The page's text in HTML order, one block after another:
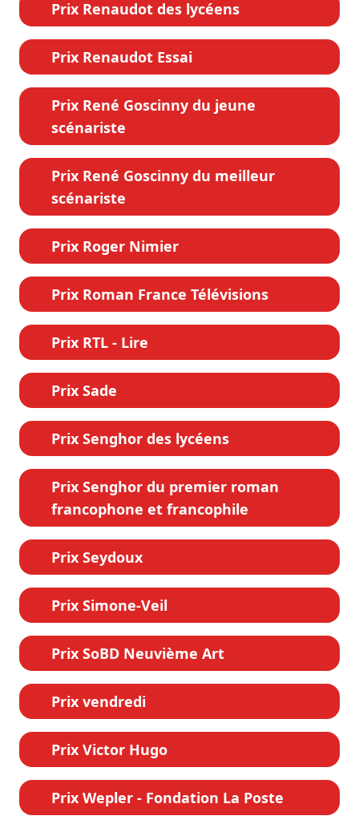
Prix Renaudot des lycéens
Prix Renaudot Essai
Prix René Goscinny du jeune
scénariste
Prix René Goscinny du meilleur
scénariste
Prix Roger Nimier
Prix Roman France Télévisions
Prix RTL - Lire
Prix Sade
Prix Senghor des lycéens
Prix Senghor du premier roman
francophone et francophile
Prix Seydoux
Prix Simone-Veil
Prix SoBD Neuvième Art
Prix vendredi
Prix Victor Hugo
Prix Wepler - Fondation La Poste